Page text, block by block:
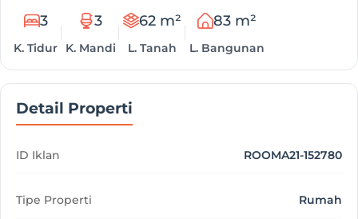
3
K. Tidur
3
K. Mandi
62 m²
L. Tanah
83 m²
L. Bangunan
Detail Properti
ID Iklan ROOMA21-152780
Tipe Properti Rumah